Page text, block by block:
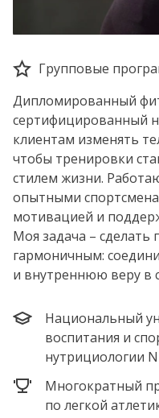
Групповые
Дипломированный
сертифицированный
клиентам изменять
чтобы тренировки
стилем жизни.
опытными
мотивацией и
Моя задача – сделать
гармоничным:
и внутреннюю веру в
Национальный
воспитания и
нутрициологии
Многократный
по легкой